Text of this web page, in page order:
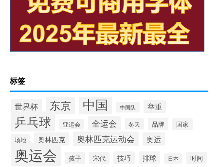
标签
世界杯 东京 中国 中国队 举重
乒乓球 亚运会 全运会 冬天 品牌 国家
场地 奥林匹克 奥林匹克运动会 奥运
奥运会 孩子 宋代 技巧 排球 日本 时间